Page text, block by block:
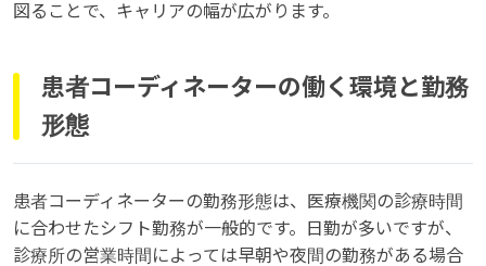
図ることで、キャリアの幅が広がります。
患者コーディネーターの働く環境と勤務
形態
患者コーディネーターの勤務形態は、医療機関の診療時間
に合わせたシフト勤務が一般的です。日勤が多いですが、
診療所の営業時間によっては早朝や夜間の勤務がある場合